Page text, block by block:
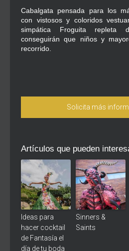
Cabalgata pensada para los
con vistosos y coloridos
simpática Froguita repleta
conseguirán que niños y
recorrido.
Solicita más
Artículos que pueden
Ideas para
hacer cocktail
de Fantasía el
día de tu boda
Sinners &
Saints